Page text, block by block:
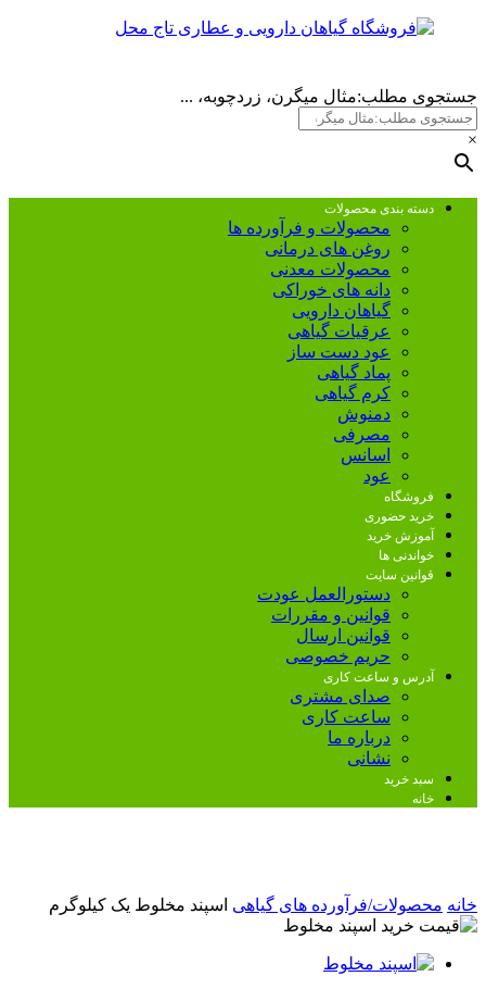
جستجوی مطلب:مثال میگرن، زردچوبه، ...
×
دسته بندی محصولات
محصولات و فرآورده ها
روغن های درمانی
محصولات معدنی
دانه های خوراکی
گیاهان دارویی
عرقیات گیاهی
عود دست ساز
پماد گیاهی
کرم گیاهی
دمنوش
مصرفی
اسانس
عود
فروشگاه
خرید حضوری
آموزش خرید
خواندنی ها
قوانین سایت
دستورالعمل عودت
قوانین و مقررات
قوانین ارسال
حریم خصوصی
آدرس و ساعت کاری
صدای مشتری
ساعت کاری
درباره ما
نشانی
سبد خرید
خانه
خانه محصولات/فرآورده های گیاهی اسپند مخلوط یک کیلوگرم